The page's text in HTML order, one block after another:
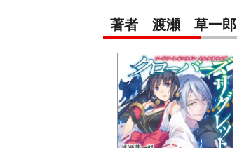
著者 渡瀬 草一郎